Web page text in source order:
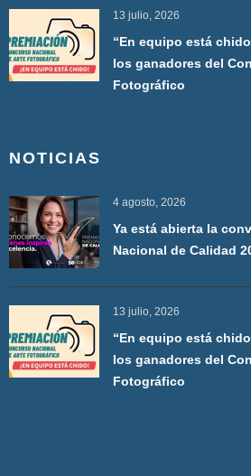
13 julio, 2026
“En equipo está
los ganadores del
Fotográfico
NOTICIAS
4 agosto, 2026
Ya está abierta la
Nacional de Calidad
13 julio, 2026
“En equipo está
los ganadores del
Fotográfico